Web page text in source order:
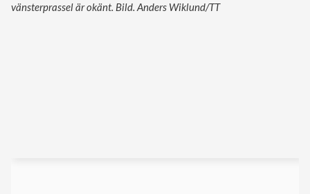
vänsterprassel är okänt. Bild. Anders Wiklund/TT